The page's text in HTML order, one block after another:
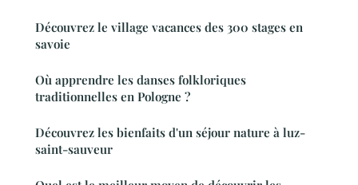
Découvrez le village vacances des 300 stages en
savoie
Où apprendre les danses folkloriques
traditionnelles en Pologne ?
Découvrez les bienfaits d'un séjour nature à luz-
saint-sauveur